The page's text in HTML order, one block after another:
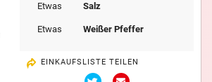
Etwas Salz
Etwas Weißer Pfeffer
EINKAUFSLISTE TEILEN
Via
Via